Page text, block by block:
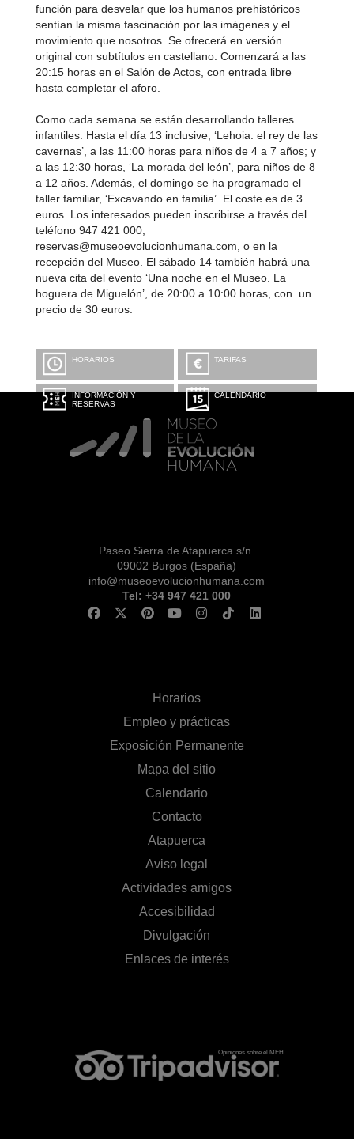
función para desvelar que los humanos prehistóricos
sentían la misma fascinación por las imágenes y el
movimiento que nosotros. Se ofrecerá en versión
original con subtítulos en castellano. Comenzará a las
20:15 horas en el Salón de Actos, con entrada libre
hasta completar el aforo.
Como cada semana se están desarrollando talleres
infantiles. Hasta el día 13 inclusive, ‘Lehoia: el rey de las
cavernas’, a las 11:00 horas para niños de 4 a 7 años; y
a las 12:30 horas, ‘La morada del león’, para niños de 8
a 12 años. Además, el domingo se ha programado el
taller familiar, ‘Excavando en familia’. El coste es de 3
euros. Los interesados pueden inscribirse a través del
teléfono 947 421 000​,
reservas@museoevolucionhumana.com, o en la
recepción del Museo. El sábado 14 también habrá una
nueva cita del evento ‘Una noche en el Museo. La
hoguera de Miguelón’, de 20:00 a 10:00 horas, con un
precio de 30 euros.
HORARIOS TARIFAS
INFORMACIÓN Y
RESERVAS
CALENDARIO
Paseo Sierra de Atapuerca s/n.
09002 Burgos (España)
info@museoevolucionhumana.com
Tel: +34 947 421 000
Horarios
Empleo y prácticas
Exposición Permanente
Mapa del sitio
Calendario
Contacto
Atapuerca
Aviso legal
Actividades amigos
Accesibilidad
Divulgación
Enlaces de interés
Opiniones sobre el MEH